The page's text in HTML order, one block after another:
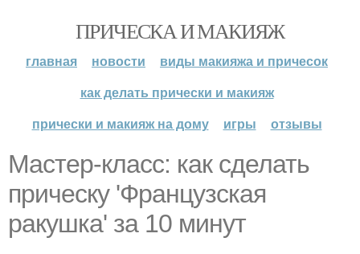
ПРИЧЕСКА И МАКИЯЖ
главная новости
виды макияжа и причесок
как делать прически и макияж
прически и макияж на дому
игры отзывы
Мастер-класс: как сделать
прическу 'Французская
ракушка' за 10 минут